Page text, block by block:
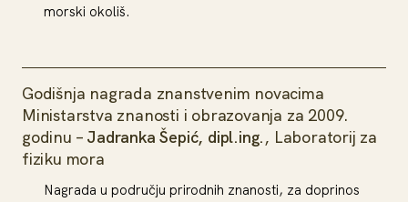
morski okoliš.
Godišnja nagrada znanstvenim novacima
Ministarstva znanosti i obrazovanja za 2009.
godinu – Jadranka Šepić, dipl.ing., Laboratorij za
fiziku mora
Nagrada u području prirodnih znanosti, za doprinos